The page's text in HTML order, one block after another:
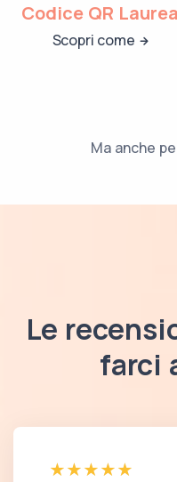
Codice QR Laurea
Scopri come
Ma anche
Le
farci